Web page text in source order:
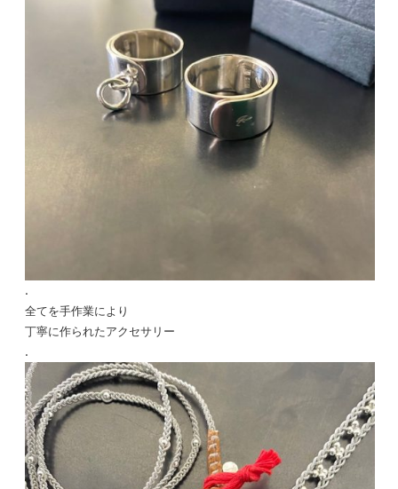
.
全てを手作業により
丁寧に作られたアクセサリー
.